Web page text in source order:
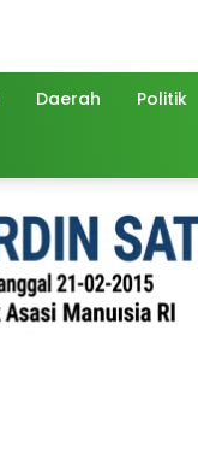
Daerah Politik